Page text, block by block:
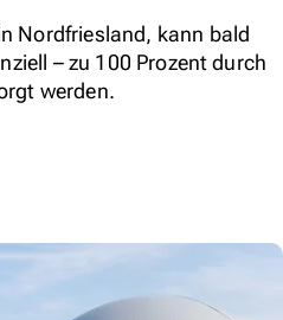
Nordfriesland, kann bald
– zu 100 Prozent durch
werden.